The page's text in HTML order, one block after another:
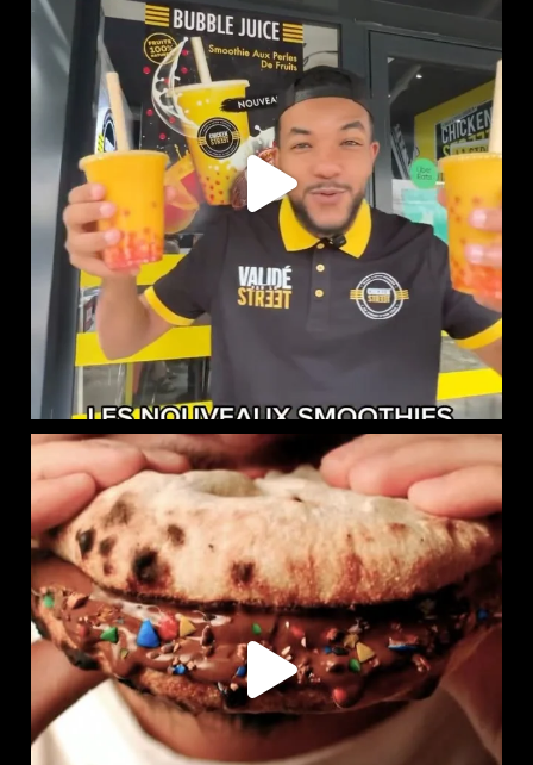
40 0
LE NAAN SUCRÉ EST DISPONIBLE CHEZ CHICKEN STREET
102 36